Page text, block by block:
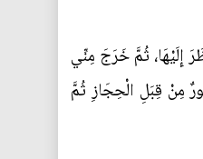
إِلَيْهَا، ثُمَّ خَرَجَ مِنِّي
مِنْ قِبَلِ الْحِجَازِ ثُمَّ